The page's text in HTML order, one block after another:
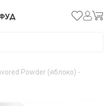
Powder (яблоко) -